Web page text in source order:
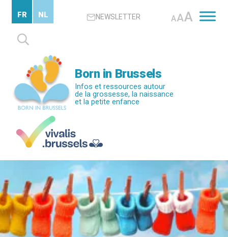
contenu
principal
NEWSLETTER AAA
Rechercher :
FR NL
Born in Brussels
Infos et ressources autour
de la grossesse, la naissance
et la petite enfance